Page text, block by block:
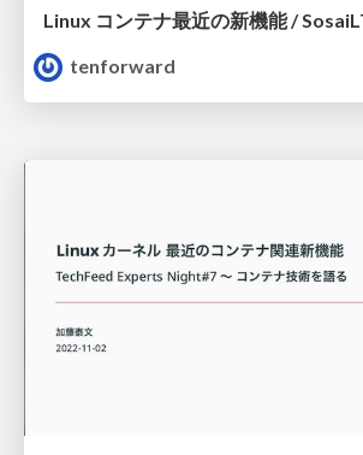
Linux コンテナ最近の新機能 /
tenforward